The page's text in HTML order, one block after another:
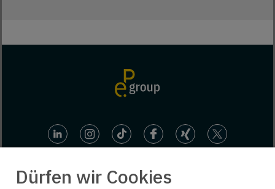
Dürfen wir Cookies